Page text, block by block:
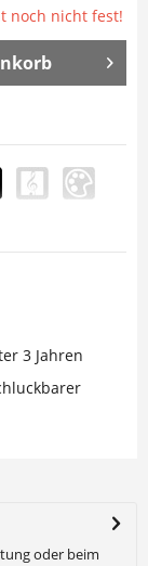
noch nicht fest!
3 Jahren
oder beim